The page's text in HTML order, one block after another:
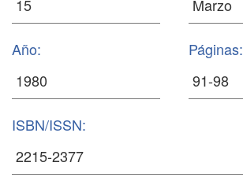
Año: Páginas:
ISBN/ISSN: